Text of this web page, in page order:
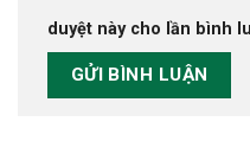
duyệt này cho lần bình